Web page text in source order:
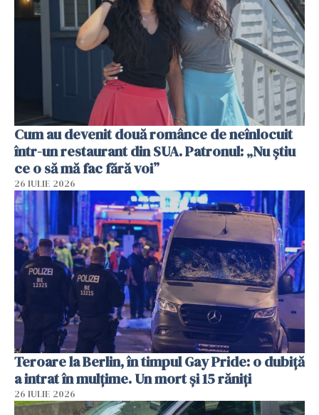
Cum au devenit două românce de neînlocuit
într-un restaurant din SUA. Patronul: „Nu știu
ce o să mă fac fără voi”
26 IULIE 2026
Teroare la Berlin, în timpul Gay Pride: o dubiță
a intrat în mulțime. Un mort și 15 răniți
26 IULIE 2026